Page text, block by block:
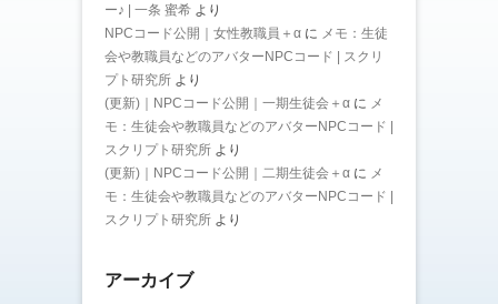
ー♪ | 一条 蜜希 より
NPCコード公開｜女性教職員＋α に メモ：生徒
会や教職員などのアバターNPCコード | スクリ
プト研究所 より
(更新)｜NPCコード公開｜一期生徒会＋α に メ
モ：生徒会や教職員などのアバターNPCコード |
スクリプト研究所 より
(更新)｜NPCコード公開｜二期生徒会＋α に メ
モ：生徒会や教職員などのアバターNPCコード |
スクリプト研究所 より
アーカイブ